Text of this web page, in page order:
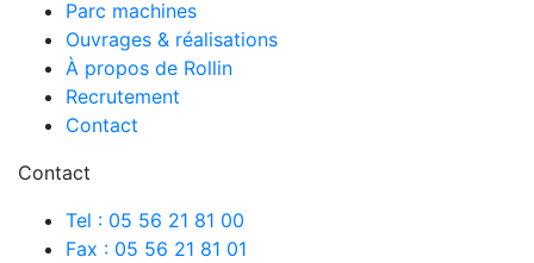
Parc machines
Ouvrages & réalisations
À propos de Rollin
Recrutement
Contact
Contact
Tel : 05 56 21 81 00
Fax : 05 56 21 81 01